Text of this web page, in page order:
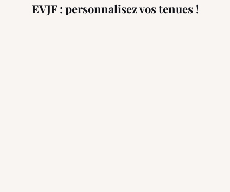
EVJF : personnalisez vos tenues !